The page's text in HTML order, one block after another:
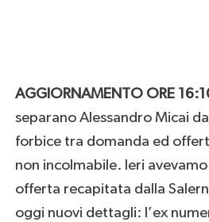
AGGIORNAMENTO ORE
separano Alessandro Micai
forbice tra domanda ed
non incolmabile. Ieri
offerta recapitata dalla
oggi nuovi dettagli: l’ex